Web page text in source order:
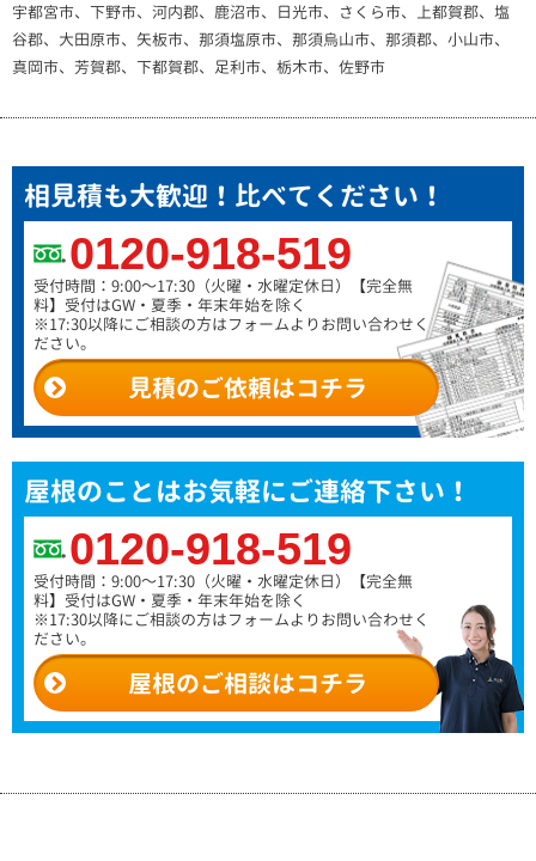
宇都宮市、下野市、河内郡、鹿沼市、日光市、さくら市、上都賀郡、塩
谷郡、大田原市、矢板市、那須塩原市、那須烏山市、那須郡、小山市、
真岡市、芳賀郡、下都賀郡、足利市、栃木市、佐野市
相見積も大歓迎！比べてください！
0120-918-519
受付時間：9:00～17:30（火曜・水曜定休日）
【完全無
料】受付はGW・夏季・年末年始を除く
※17:30以降にご相談の方はフォームよりお問い合わせく
ださい。
見積のご依頼はコチラ
屋根のことはお気軽にご連絡下さい！
0120-918-519
受付時間：9:00～17:30（火曜・水曜定休日）
【完全無
料】受付はGW・夏季・年末年始を除く
※17:30以降にご相談の方はフォームよりお問い合わせく
ださい。
屋根のご相談はコチラ